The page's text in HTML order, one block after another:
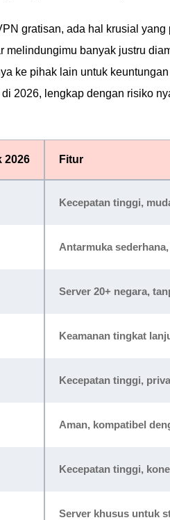
gratisan, ada hal krusial
melindungimu banyak justru
ke pihak lain untuk
2026, lengkap dengan risiko
2026 Fitur
Kecepatan tinggi,
Antarmuka
Server 20+ negara,
Keamanan tingkat
Kecepatan tinggi,
Aman, kompatibel
Kecepatan tinggi,
Server khusus untuk